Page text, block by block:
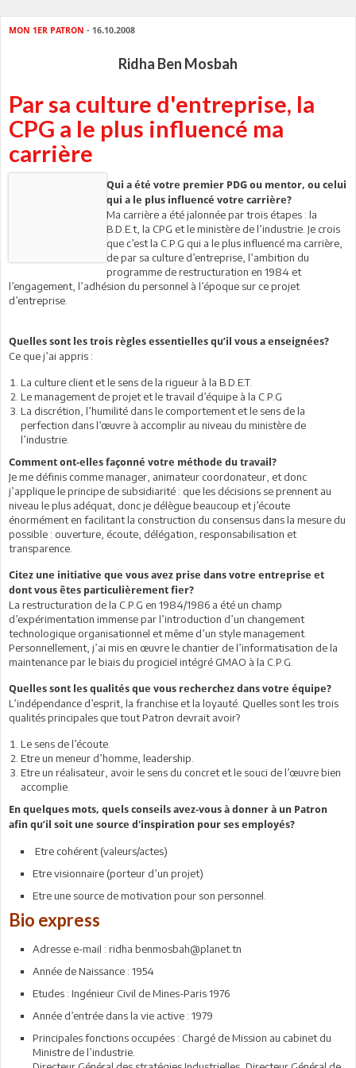
MON 1ER PATRON - 16.10.2008
Ridha Ben Mosbah
Par sa culture d'entreprise, la
CPG a le plus influencé ma
carrière
Qui a été votre premier PDG ou mentor, ou celui
qui a le plus influencé votre carrière?
Ma carrière a été jalonnée par trois étapes : la
B.D.E.t, la CPG et le ministère de l’industrie. Je crois
que c’est la C.P.G qui a le plus influencé ma carrière,
de par sa culture d’entreprise, l’ambition du
programme de restructuration en 1984 et
l’engagement, l’adhésion du personnel à l’époque sur ce projet
d’entreprise.
Quelles sont les trois règles essentielles qu’il vous a enseignées?
Ce que j’ai appris :
La culture client et le sens de la rigueur à la B.D.E.T.
Le management de projet et le travail d’équipe à la C.P.G
La discrétion, l’humilité dans le comportement et le sens de la
perfection dans l’œuvre à accomplir au niveau du ministère de
l’industrie.
Comment ont-elles façonné votre méthode du travail?
Je me définis comme manager, animateur coordonateur, et donc
j’applique le principe de subsidiarité : que les décisions se prennent au
niveau le plus adéquat, donc je délègue beaucoup et j’écoute
énormément en facilitant la construction du consensus dans la mesure du
possible : ouverture, écoute, délégation, responsabilisation et
transparence.
Citez une initiative que vous avez prise dans votre entreprise et
dont vous êtes particulièrement fier?
La restructuration de la C.P.G en 1984/1986 a été un champ
d’expérimentation immense par l’introduction d’un changement
technologique organisationnel et même d’un style management.
Personnellement, j’ai mis en œuvre le chantier de l’informatisation de la
maintenance par le biais du progiciel intégré GMAO à la C.P.G.
Quelles sont les qualités que vous recherchez dans votre équipe?
L’indépendance d’esprit, la franchise et la loyauté. Quelles sont les trois
qualités principales que tout Patron devrait avoir?
Le sens de l’écoute.
Etre un meneur d’homme, leadership.
Etre un réalisateur, avoir le sens du concret et le souci de l’œuvre bien
accomplie.
En quelques mots, quels conseils avez-vous à donner à un Patron
afin qu’il soit une source d'inspiration pour ses employés?
Etre cohérent (valeurs/actes)
Etre visionnaire (porteur d’un projet)
Etre une source de motivation pour son personnel.
Bio express
Adresse e-mail : ridha benmosbah@planet.tn
Année de Naissance : 1954
Etudes : Ingénieur Civil de Mines-Paris 1976
Année d’entrée dans la vie active : 1979
Principales fonctions occupées : Chargé de Mission au cabinet du
Ministre de l’industrie.